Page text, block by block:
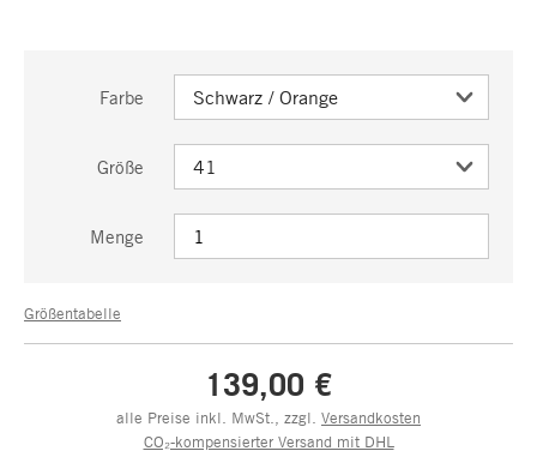
Farbe
Größe
Menge
Größentabelle
139,00 €
alle Preise inkl. MwSt., zzgl. Versandkosten
CO₂-kompensierter Versand mit DHL